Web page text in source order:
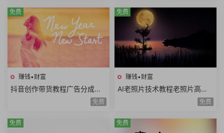
赚钱•财富
抖音创作带货教程广告分成计
划高清视频拍摄AI类APP使用
免费
免费
赚钱•财富
AI老照片技术教程老照片高清
修复动作视频说话视频黑白照
免费
免费
免费 免费